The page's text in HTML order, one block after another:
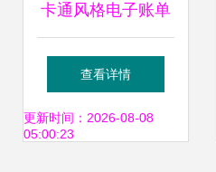
卡通风格电子账单
设计 让技术与趣味
完美融合
查看详情
更新时间：2026-08-08
05:00:23